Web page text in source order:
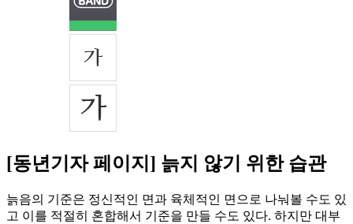
[동년기자 페이지] 늙지 않기 위한 습관
늙음의 기준은 정신적인 면과 육체적인 면으로 나눠볼 수도 있
고 이를 적절히 혼합해서 기준을 만들 수도 있다. 하지만 대부